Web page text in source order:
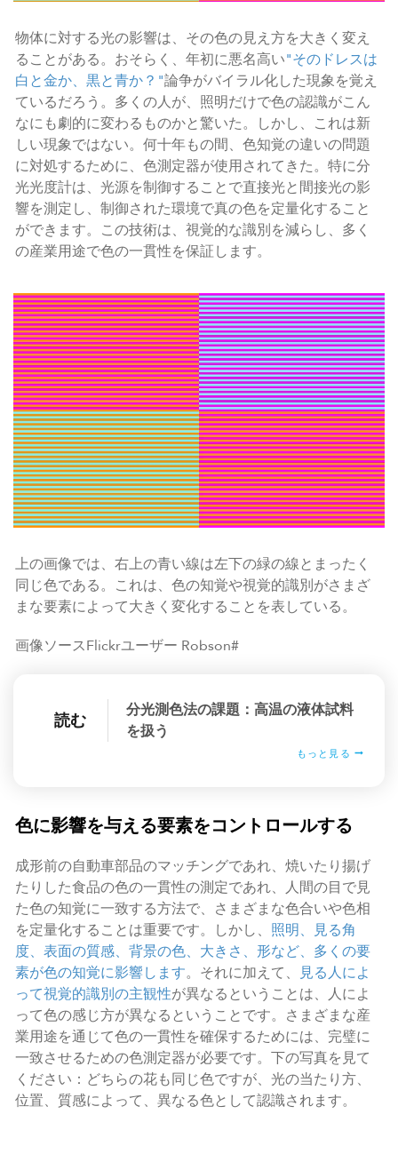
物体に対する光の影響は、その色の見え方を大きく変え
ることがある。おそらく、年初に悪名高い"そのドレスは
白と金か、黒と青か？"論争がバイラル化した現象を覚え
ているだろう。多くの人が、照明だけで色の認識がこん
なにも劇的に変わるものかと驚いた。しかし、これは新
しい現象ではない。何十年もの間、色知覚の違いの問題
に対処するために、色測定器が使用されてきた。特に分
光光度計は、光源を制御することで直接光と間接光の影
響を測定し、制御された環境で真の色を定量化すること
ができます。この技術は、視覚的な識別を減らし、多く
の産業用途で色の一貫性を保証します。
上の画像では、右上の青い線は左下の緑の線とまったく
同じ色である。これは、色の知覚や視覚的識別がさまざ
まな要素によって大きく変化することを表している。
画像ソースFlickrユーザー Robson#
読む
分光測色法の課題：高温の液体試料
を扱う
もっと見る
色に影響を与える要素をコントロールする
成形前の自動車部品のマッチングであれ、焼いたり揚げ
たりした食品の色の一貫性の測定であれ、人間の目で見
た色の知覚に一致する方法で、さまざまな色合いや色相
を定量化することは重要です。しかし、 照明、見る角
度、表面の質感、背景の色、大きさ、形など、多くの要
素が色の知覚に影響します。それに加えて、 見る人によ
って視覚的識別の主観性が異なるということは、人によ
って色の感じ方が異なるということです。さまざまな産
業用途を通じて色の一貫性を確保するためには、完璧に
一致させるための色測定器が必要です。下の写真を見て
ください：どちらの花も同じ色ですが、光の当たり方、
位置、質感によって、異なる色として認識されます。